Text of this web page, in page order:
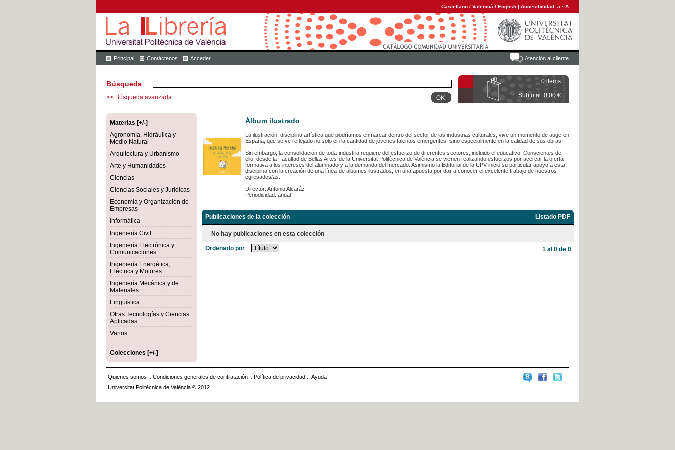
Castellano / Valencià / English | Accesibilidad: a · A
Atención al cliente
Principal Contáctenos Acceder
0 items
Subtotal: 0,00 €
Búsqueda
>> Búsqueda avanzada
Materias [+/-]
Agronomía, Hidráulica y
Medio Natural
Arquitectura y Urbanismo
Arte y Humanidades
Ciencias
Ciencias Sociales y Jurídicas
Economía y Organización de
Empresas
Informática
Ingeniería Civil
Ingeniería Electrónica y
Comunicaciones
Ingeniería Energética,
Eléctrica y Motores
Ingeniería Mecánica y de
Materiales
Lingüística
Otras Tecnologías y Ciencias
Aplicadas
Varios
Colecciones [+/-]
Álbum ilustrado
La ilustración, disciplina artística que podríamos enmarcar dentro del sector de las industrias culturales, vive un momento de auge en
España, que se ve reflejado no solo en la cantidad de jóvenes talentos emergentes, sino especialmente en la calidad de sus obras.
Sin embargo, la consolidación de toda industria requiere del esfuerzo de diferentes sectores, incluido el educativo. Conscientes de
ello, desde la Facultad de Bellas Artes de la Universitat Politècnica de València se vienen realizando esfuerzos por acercar la oferta
formativa a los intereses del alumnado y a la demanda del mercado. Asimismo la Editorial de la UPV inició su particular apoyo a esta
disciplina con la creación de una línea de álbumes ilustrados, en una apuesta por dar a conocer el excelente trabajo de nuestros
egresados/as.
Director: Antonio Alcaráz
Periodicidad: anual
Publicaciones de la colección Listado PDF
No hay publicaciones en esta colección
Ordenado por 1 al 0 de 0
Quienes somos :: Condiciones generales de contratación :: Política de privacidad :: Ayuda
Universitat Politècnica de València © 2012